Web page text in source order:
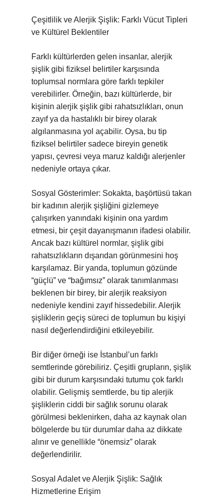
Çeşitlilik ve Alerjik Şişlik: Farklı Vücut Tipleri
ve Kültürel Beklentiler
Farklı kültürlerden gelen insanlar, alerjik
şişlik gibi fiziksel belirtiler karşısında
toplumsal normlara göre farklı tepkiler
verebilirler. Örneğin, bazı kültürlerde, bir
kişinin alerjik şişlik gibi rahatsızlıkları, onun
zayıf ya da hastalıklı bir birey olarak
algılanmasına yol açabilir. Oysa, bu tip
fiziksel belirtiler sadece bireyin genetik
yapısı, çevresi veya maruz kaldığı alerjenler
nedeniyle ortaya çıkar.
Sosyal Gösterimler: Sokakta, başörtüsü takan
bir kadının alerjik şişliğini gizlemeye
çalışırken yanındaki kişinin ona yardım
etmesi, bir çeşit dayanışmanın ifadesi olabilir.
Ancak bazı kültürel normlar, şişlik gibi
rahatsızlıkların dışarıdan görünmesini hoş
karşılamaz. Bir yanda, toplumun gözünde
“güçlü” ve “bağımsız” olarak tanımlanması
beklenen bir birey, bir alerjik reaksiyon
nedeniyle kendini zayıf hissedebilir. Alerjik
şişliklerin geçiş süreci de toplumun bu kişiyi
nasıl değerlendirdiğini etkileyebilir.
Bir diğer örneği ise İstanbul’un farklı
semtlerinde görebiliriz. Çeşitli grupların, şişlik
gibi bir durum karşısındaki tutumu çok farklı
olabilir. Gelişmiş semtlerde, bu tip alerjik
şişliklerin ciddi bir sağlık sorunu olarak
görülmesi beklenirken, daha az kaynak olan
bölgelerde bu tür durumlar daha az dikkate
alınır ve genellikle “önemsiz” olarak
değerlendirilir.
Sosyal Adalet ve Alerjik Şişlik: Sağlık
Hizmetlerine Erişim